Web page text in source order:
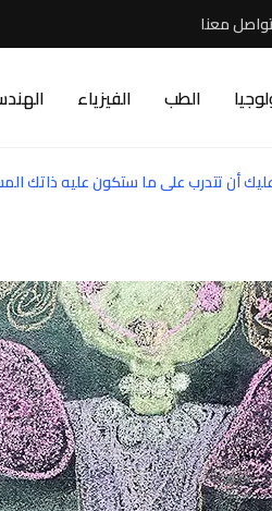
تواصل معنا
الطب الفيزياء
أن تتدرب على ما ستكون عليه ذاتك